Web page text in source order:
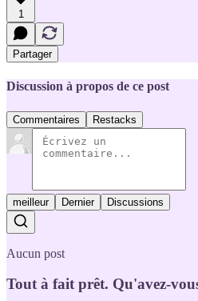
1
Partager
Discussion à propos de ce post
Commentaires Restacks
meilleur Dernier Discussions
Aucun post
Tout à fait prêt. Qu'avez-